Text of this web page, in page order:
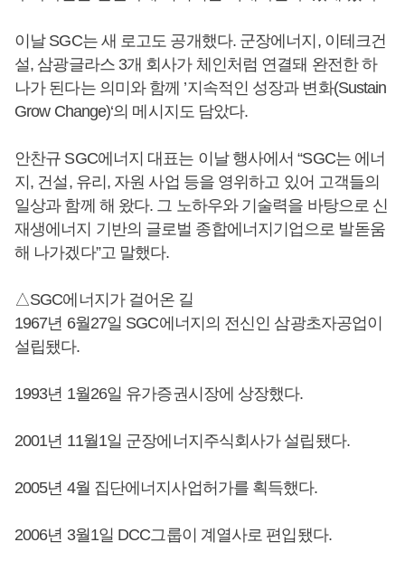
이날 SGC는 새 로고도 공개했다. 군장에너지, 이테크건
설, 삼광글라스 3개 회사가 체인처럼 연결돼 완전한 하
나가 된다는 의미와 함께 ’지속적인 성장과 변화(Sustain
Grow Change)‘의 메시지도 담았다.
안찬규 SGC에너지 대표는 이날 행사에서 “SGC는 에너
지, 건설, 유리, 자원 사업 등을 영위하고 있어 고객들의
일상과 함께 해 왔다. 그 노하우와 기술력을 바탕으로 신
재생에너지 기반의 글로벌 종합에너지기업으로 발돋움
해 나가겠다”고 말했다.
△SGC에너지가 걸어온 길
1967년 6월27일 SGC에너지의 전신인 삼광초자공업이
설립됐다.
1993년 1월26일 유가증권시장에 상장했다.
2001년 11월1일 군장에너지주식회사가 설립됐다.
2005년 4월 집단에너지사업허가를 획득했다.
2006년 3월1일 DCC그룹이 계열사로 편입됐다.